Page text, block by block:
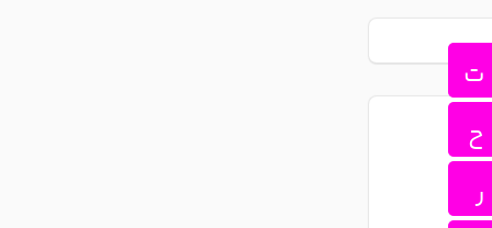
ت
ح
ر